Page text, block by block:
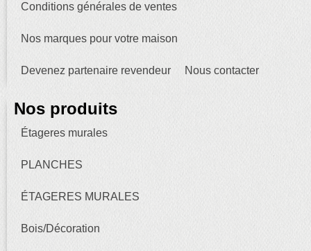
Conditions générales de ventes
Nos marques pour votre maison
Devenez partenaire revendeur Nous contacter
Nos produits
Étageres murales
PLANCHES
ÉTAGERES MURALES
Bois/Décoration